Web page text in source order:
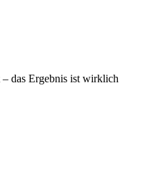
das Ergebnis ist wirklich